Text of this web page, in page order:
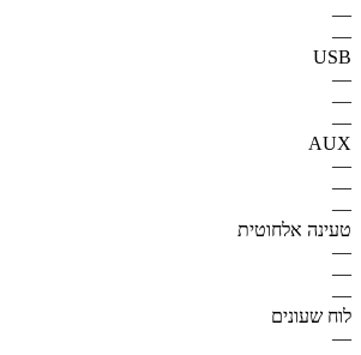
—
—
USB
—
—
—
AUX
—
—
—
טעינה אלחוטית
—
—
—
לוח שעונים
—